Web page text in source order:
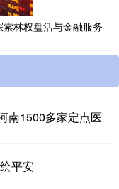
林权盘活与金融服务
南1500多家定点医
平安